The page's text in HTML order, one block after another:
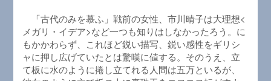
「古代のみを慕ふ」戦前の女性、市川晴子は大理想<
メガリ・イデア>など一つも知りはしなかったろう。に
もかかわらず、これほど鋭い描写、鋭い感性をギリシ
ャに押し広げていたとは驚嘆に値する。そのうえ、立
て板に水のように捲し立てれる人間は五万といるが、